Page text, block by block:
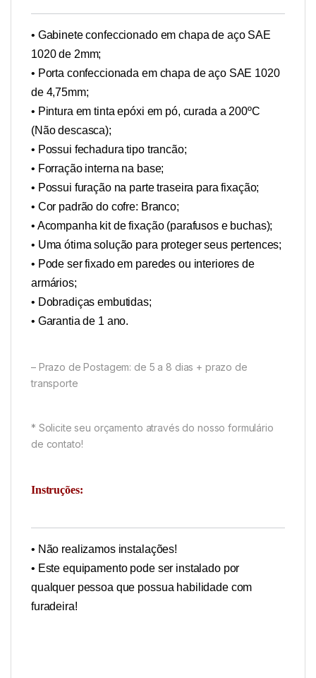
• Gabinete confeccionado em chapa de aço SAE
1020 de 2mm;
• Porta confeccionada em chapa de aço SAE 1020
de 4,75mm;
• Pintura em tinta epóxi em pó, curada a 200ºC
(Não descasca);
• Possui fechadura tipo trancão;
• Forração interna na base;
• Possui furação na parte traseira para fixação;
• Cor padrão do cofre: Branco;
• Acompanha kit de fixação (parafusos e buchas);
• Uma ótima solução para proteger seus pertences;
• Pode ser fixado em paredes ou interiores de
armários;
• Dobradiças embutidas;
• Garantia de 1 ano.
– Prazo de Postagem: de 5 a 8 dias + prazo de
transporte
* Solicite seu orçamento através do nosso formulário
de contato!
Instruções:
• Não realizamos instalações!
• Este equipamento pode ser instalado por
qualquer pessoa que possua habilidade com
furadeira!